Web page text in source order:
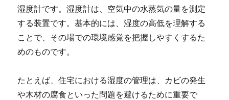
湿度計です。湿度計は、空気中の水蒸気の量を測定
する装置です。基本的には、湿度の高低を理解する
ことで、その場での環境感覚を把握しやすくするた
めのものです。
たとえば、住宅における湿度の管理は、カビの発生
や木材の腐食といった問題を避けるために重要で